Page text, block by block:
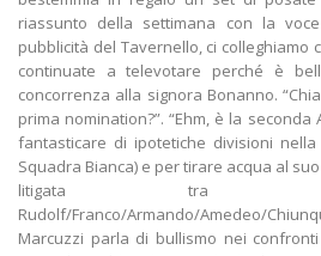
riassunto della settimana con la
pubblicità del Tavernello, ci colleghiamo
continuate a televotare perché è
concorrenza alla signora Bonanno.
prima nomination?”. “Ehm, è la seconda
fantasticare di ipotetiche divisioni
Squadra Bianca) e per tirare acqua al
litigata tra
Rudolf/Franco/Armando/Amedeo/
Marcuzzi parla di bullismo nei